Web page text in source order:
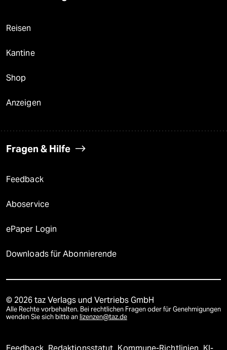
Reisen
Kantine
Shop
Anzeigen
Fragen & Hilfe
Feedback
Aboservice
ePaper Login
Downloads für Abonnierende
© 2026 taz Verlags und Vertriebs GmbH
Alle Rechte vorbehalten. Bei rechtlichen Fragen oder für Genehmigungen
wenden Sie sich bitte an lizenzen@taz.de